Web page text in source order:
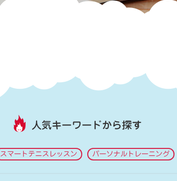
人気キーワードから探す
スマートテニスレッスン パーソナルトレーニング